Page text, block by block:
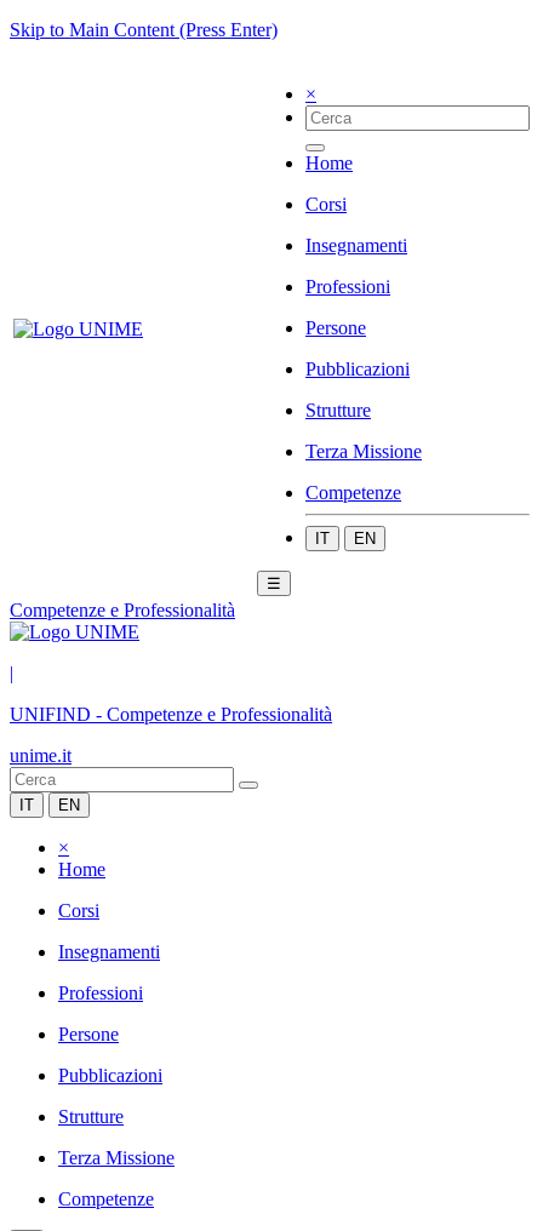
Skip to Main Content (Press Enter)
×
Home
Corsi
Insegnamenti
Professioni
Persone
Pubblicazioni
Strutture
Terza Missione
Competenze
IT EN
☰
Competenze e Professionalità
|
UNIFIND - Competenze e Professionalità
unime.it
IT EN
×
Home
Corsi
Insegnamenti
Professioni
Persone
Pubblicazioni
Strutture
Terza Missione
Competenze